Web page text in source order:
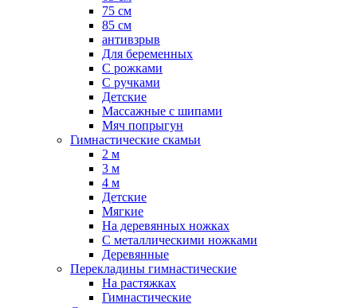
75 см
85 см
антивзрыв
Для беременных
С рожками
С ручками
Детские
Массажные с шипами
Мяч попрыгун
Гимнастические скамьи
2 м
3 м
4 м
Детские
Мягкие
На деревянных ножках
С металлическими ножками
Деревянные
Перекладины гимнастические
На растяжках
Гимнастические